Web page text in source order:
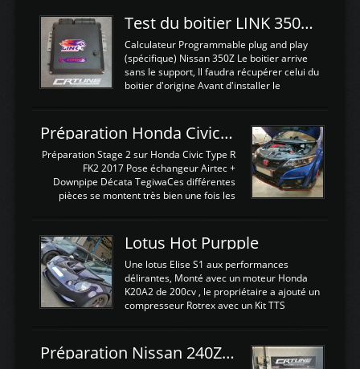
Test du boitier LINK 350Z Plugin ECU
Calculateur Programmable plug and play
(spécifique) Nissan 350Z Le boitier arrive
sans le support, Il faudra récupérer celui du
boitier d'origine Avant d'installer le
d'envoyer l'information de la large bande
dans le boitier. sydney sweeney deepfake
La sortie 0-5V de l'afr sera connectée sur
l'entrée AN Volt 8 et GndAN pour
Analogique, et Volt car l'information est une
tension (Pas une résistance variable d'un
est temps de brancher le ...
Préparation Honda Civic Type R FK2
Préparation Stage 2 sur Honda Civic Type R
FK2 2017 Pose échangeur Airtec +
Downpipe Décata TegiwaCes différentes
pièces se montent très bien une fois les
légere découpe du plastique inferieur,
negénant en rien la structure ou le
fonctionnement du fond plat. Une
reprogrammation Stage 2 est faite sur le
calculateur d'origine. Une alternative
économique au passage sur Hondata
d'origine 310cv et 400Nn , Une fois
reprogrammé et les ...
Lotus Hot Purpple
Une lotus Elise S1 aux performances
délirantes, Monté avec un moteur Honda
K20A2 de 200cv , le propriétaire a ajouté un
compresseur Rotrex avec un Kit TTS
d'augmenter la puissance de son moteur:
un watercooler a été ajouté. 300Cv sans
Préparation Nissan 240Z SR20DET